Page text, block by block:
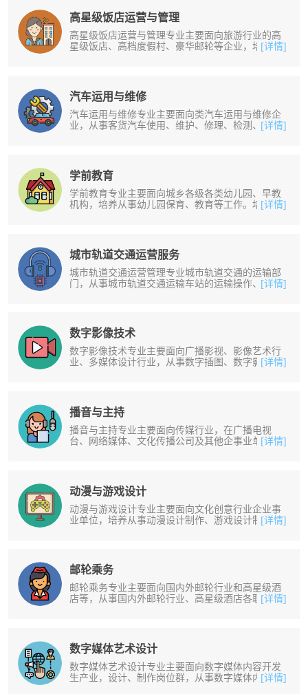
高星级饭店运营与管理
高星级饭店运营与管理专业主要面向旅游行业的高
星级饭店、高档度假村、豪华邮轮等企业，培养从
[详情]
汽车运用与维修
汽车运用与维修专业主要面向类汽车运用与维修企
业，从事客货汽车使用、维护、修理、检测、销售
[详情]
学前教育
学前教育专业主要面向城乡各级各类幼儿园、早教
机构，培养从事幼儿园保育、教育等工作。培养掌
[详情]
城市轨道交通运营服务
城市轨道交通运营管理专业城市轨道交通的运输部
门，从事城市轨道交通运输车站的运输操作、组织
[详情]
数字影像技术
数字影像技术专业主要面向广播影视、影像艺术行
业、多媒体设计行业，从事数字插图、数字影像、
[详情]
播音与主持
播音与主持专业主要面向传媒行业，在广播电视
台、网络媒体、文化传播公司及其他企事业单位，
[详情]
动漫与游戏设计
动漫与游戏设计专业主要面向文化创意行业企业事
业单位，培养从事动漫设计制作、游戏设计制作、
[详情]
邮轮乘务
邮轮乘务专业主要面向国内外邮轮行业和高星级酒
店等，从事国内外邮轮行业、高星级酒店各职业岗
[详情]
数字媒体艺术设计
数字媒体艺术设计专业主要面向数字媒体内容开发
生产业，设计、制作岗位群，从事数字媒体内容开
[详情]